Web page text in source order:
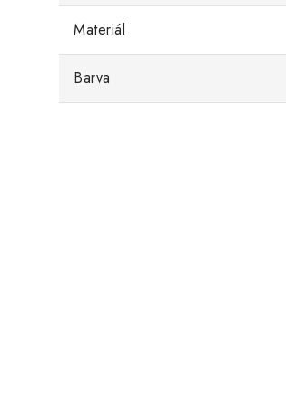
Materiál
Barva